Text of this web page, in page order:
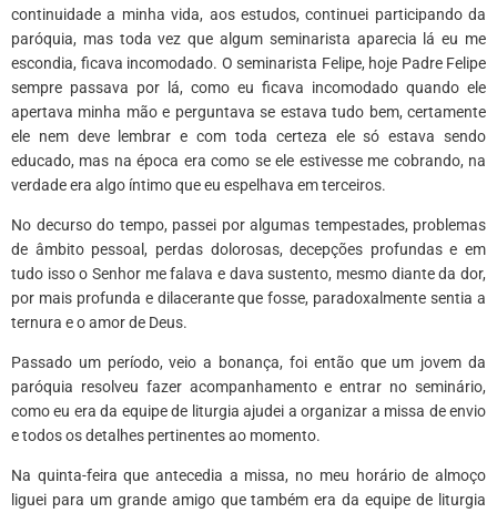
continuidade a minha vida, aos estudos, continuei participando da
paróquia, mas toda vez que algum seminarista aparecia lá eu me
escondia, ficava incomodado. O seminarista Felipe, hoje Padre Felipe
sempre passava por lá, como eu ficava incomodado quando ele
apertava minha mão e perguntava se estava tudo bem, certamente
ele nem deve lembrar e com toda certeza ele só estava sendo
educado, mas na época era como se ele estivesse me cobrando, na
verdade era algo íntimo que eu espelhava em terceiros.
No decurso do tempo, passei por algumas tempestades, problemas
de âmbito pessoal, perdas dolorosas, decepções profundas e em
tudo isso o Senhor me falava e dava sustento, mesmo diante da dor,
por mais profunda e dilacerante que fosse, paradoxalmente sentia a
ternura e o amor de Deus.
Passado um período, veio a bonança, foi então que um jovem da
paróquia resolveu fazer acompanhamento e entrar no seminário,
como eu era da equipe de liturgia ajudei a organizar a missa de envio
e todos os detalhes pertinentes ao momento.
Na quinta-feira que antecedia a missa, no meu horário de almoço
liguei para um grande amigo que também era da equipe de liturgia